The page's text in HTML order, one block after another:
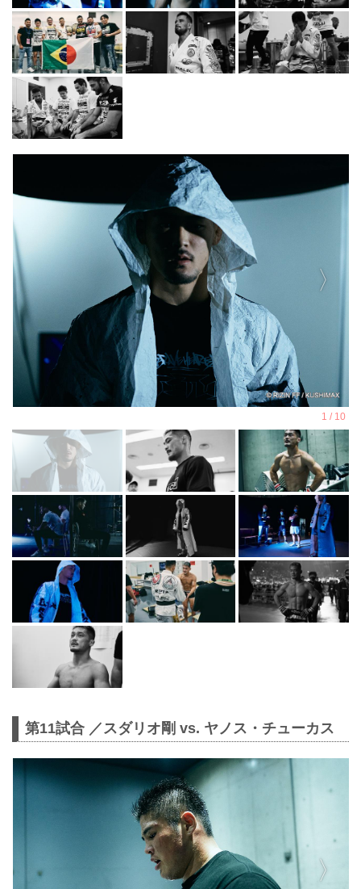
第11試合 ／スダリオ剛 vs. ヤノス・チューカス